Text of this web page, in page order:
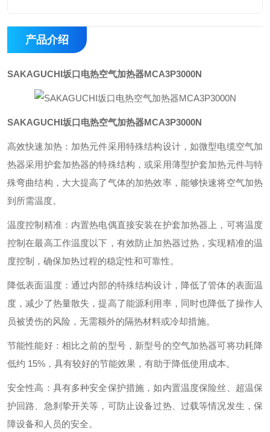
产品介绍
SAKAGUCHI坂口电热空气加热器MCA3P3000N
SAKAGUCHI坂口电热空气加热器MCA3P3000N
高效快速加热：加热元件采用特殊结构设计，如微型电缆空气加
热器采用护套加热器的特殊结构，或采用薄型护套加热元件与特
殊弯曲结构，大大提高了气体的加热效率，能够快速将空气加热
到所需温度。
温度控制精准：内置热电偶直接安装在护套加热器上，可将温度
控制在最高工作温度以下，有效防止加热器过热，实现精准的温
度控制，确保加热过程的稳定性和可靠性。
降低表面温度：通过内部的特殊结构设计，降低了管体的表面温
度，减少了热量散失，提高了能源利用率，同时也降低了操作人
员被烫伤的风险，无需额外的隔热材料或冷却措施。
节能性能好：相比之前的型号，新型号的空气加热器可将功耗降
低约 15%，具有较好的节能效果，有助于降低使用成本。
安全性高：具有多种安全保护措施，如内置温度保险丝、超温保
护回路、急刹挚开关等，可防止设备过热、过载等情况发生，保
障设备和人员的安全。